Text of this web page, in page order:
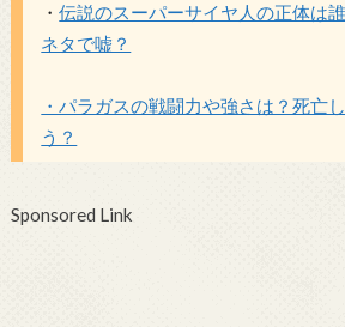
・伝説のスーパーサイヤ人の正体は
ネタで嘘？
・パラガスの戦闘力や強さは？死亡
う？
Sponsored Link